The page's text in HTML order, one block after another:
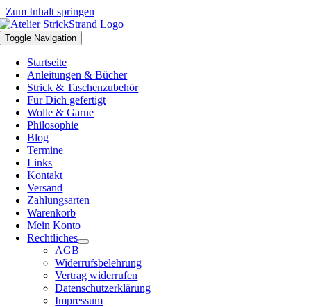
Zum Inhalt springen
Toggle Navigation
Startseite
Anleitungen & Bücher
Strick & Taschenzubehör
Für Dich gefertigt
Wolle & Garne
Philosophie
Blog
Termine
Links
Kontakt
Versand
Zahlungsarten
Warenkorb
Mein Konto
Rechtliches
AGB
Widerrufsbelehrung
Vertrag widerrufen
Datenschutzerklärung
Impressum